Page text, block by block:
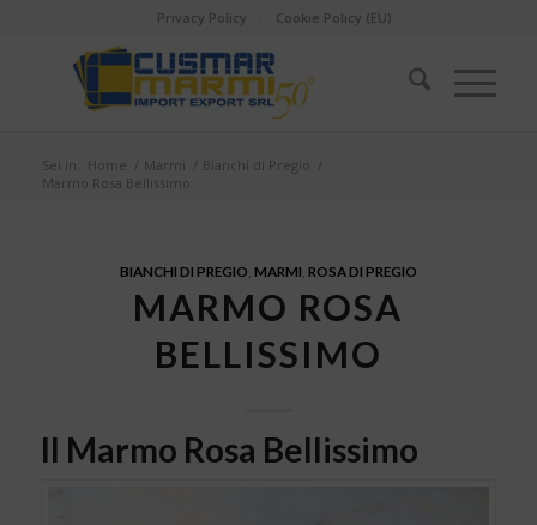
Privacy Policy Cookie Policy (EU)
Sei in: Home / Marmi / Bianchi di Pregio /
Marmo Rosa Bellissimo
BIANCHI DI PREGIO MARMI ROSA DI PREGIO
MARMO ROSA
BELLISSIMO
Il Marmo Rosa Bellissimo